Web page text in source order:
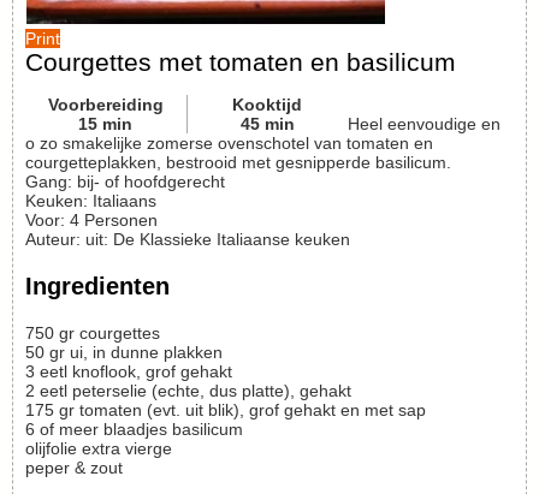
Print
Courgettes met tomaten en basilicum
Voorbereiding
15 min
Kooktijd
45 min
Heel eenvoudige en
o zo smakelijke zomerse ovenschotel van tomaten en
courgetteplakken, bestrooid met gesnipperde basilicum.
Gang: bij- of hoofdgerecht
Keuken: Italiaans
Voor: 4 Personen
Auteur: uit: De Klassieke Italiaanse keuken
Ingredienten
750 gr courgettes
50 gr ui, in dunne plakken
3 eetl knoflook, grof gehakt
2 eetl peterselie (echte, dus platte), gehakt
175 gr tomaten (evt. uit blik), grof gehakt en met sap
6 of meer blaadjes basilicum
olijfolie extra vierge
peper & zout